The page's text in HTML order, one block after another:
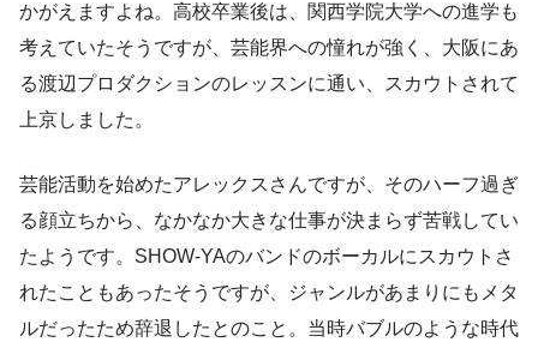
かがえますよね。高校卒業後は、関西学院大学への進学も
考えていたそうですが、芸能界への憧れが強く、大阪にあ
る渡辺プロダクションのレッスンに通い、スカウトされて
上京しました。
芸能活動を始めたアレックスさんですが、そのハーフ過ぎ
る顔立ちから、なかなか大きな仕事が決まらず苦戦してい
たようです。SHOW-YAのバンドのボーカルにスカウトさ
れたこともあったそうですが、ジャンルがあまりにもメタ
ルだったため辞退したとのこと。当時バブルのような時代